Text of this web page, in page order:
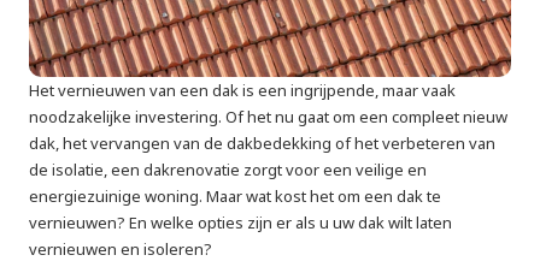
Het vernieuwen van een dak is een ingrijpende, maar vaak
noodzakelijke investering. Of het nu gaat om een compleet nieuw
dak, het vervangen van de dakbedekking of het verbeteren van
de isolatie, een dakrenovatie zorgt voor een veilige en
energiezuinige woning. Maar wat kost het om een dak te
vernieuwen? En welke opties zijn er als u uw dak wilt laten
vernieuwen en isoleren?